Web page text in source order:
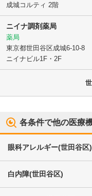
成城コルティ 2階
ニイナ調剤薬局
薬局
東京都世田谷区成城6-10-8
ニイナビル1F・2F
各条件で他の医療
眼科アレルギー(世田谷区)
白内障(世田谷区)